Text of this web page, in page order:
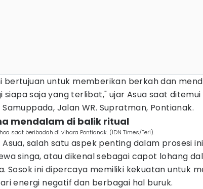
bertujuan untuk memberikan berkah dan
siapa saja yang terlibat," ujar Asua saat ditemui
Jalan WR. Supratman, Pontianak.
mendalam di balik ritual
saat beribadah di vihara Pontianak. (IDN Times/Teri).
salah satu aspek penting dalam prosesi
singa, atau dikenal sebagai capot lohang
Sosok ini dipercaya memiliki kekuatan untuk
energi negatif dan berbagai hal buruk.